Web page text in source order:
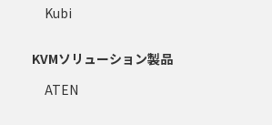
Kubi
KVMソリューション製品
ATEN